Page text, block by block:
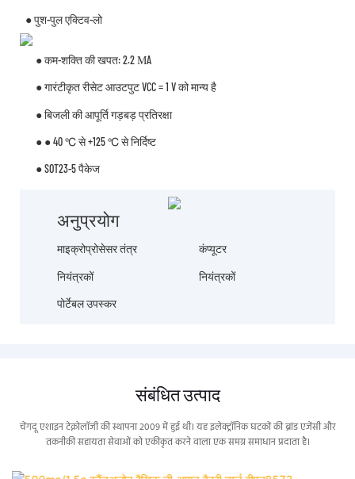
● पुश-पुल एक्टिव-लो
● कम-शक्ति की खपत: 2.2 ΜA
● गारंटीकृत रीसेट आउटपुट VCC = 1 V को मान्य है
● बिजली की आपूर्ति गड़बड़ प्रतिरक्षा
● ● 40 ℃ से +125 ℃ से निर्दिष्ट
● SOT23-5 पैकेज
अनुप्रयोग
माइक्रोप्रोसेसर तंत्र कंप्यूटर
नियंत्रकों नियंत्रकों
पोर्टेबल उपस्कर
संबंधित उत्पाद
चेंगदू एशाइन टेक्नोलॉजी की स्थापना 2009 में हुई थी। यह इलेक्ट्रॉनिक घटकों की ब्रांड एजेंसी और
तकनीकी सहायता सेवाओं को एकीकृत करने वाला एक समग्र समाधान प्रदाता है।